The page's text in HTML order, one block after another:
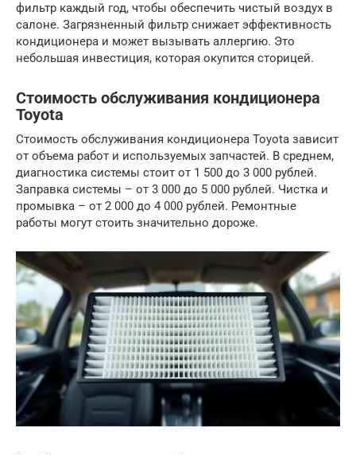
фильтр каждый год, чтобы обеспечить чистый воздух в
салоне. Загрязненный фильтр снижает эффективность
кондиционера и может вызывать аллергию. Это
небольшая инвестиция, которая окупится сторицей.
Стоимость обслуживания кондиционера
Toyota
Стоимость обслуживания кондиционера Toyota зависит
от объема работ и используемых запчастей. В среднем,
диагностика системы стоит от 1 500 до 3 000 рублей.
Заправка системы – от 3 000 до 5 000 рублей. Чистка и
промывка – от 2 000 до 4 000 рублей. Ремонтные
работы могут стоить значительно дороже.